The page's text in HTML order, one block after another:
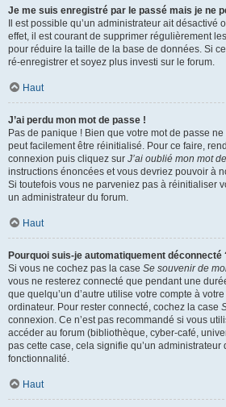
Je me suis enregistré par le passé mais je ne
Il est possible qu’un administrateur ait désactivé
effet, il est courant de supprimer régulièrement
pour réduire la taille de la base de données. Si
ré-enregistrer et soyez plus investi sur le forum.
Haut
J’ai perdu mon mot de passe !
Pas de panique ! Bien que votre mot de passe
peut facilement être réinitialisé. Pour ce faire,
connexion puis cliquez sur J’ai oublié mon mot
instructions énoncées et vous devriez pouvoir à
Si toutefois vous ne parveniez pas à réinitialiser
un administrateur du forum.
Haut
Pourquoi suis-je automatiquement déconnecté
Si vous ne cochez pas la case Se souvenir de
vous ne resterez connecté que pendant une
que quelqu’un d’autre utilise votre compte à
ordinateur. Pour rester connecté, cochez la case
connexion. Ce n’est pas recommandé si vous
accéder au forum (bibliothèque, cyber-café,
pas cette case, cela signifie qu’un administrateur
fonctionnalité.
Haut